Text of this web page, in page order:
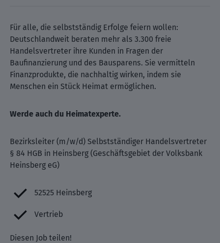
Für alle, die selbstständig Erfolge feiern wollen:
Deutschlandweit beraten mehr als 3.300 freie
Handelsvertreter ihre Kunden in Fragen der
Baufinanzierung und des Bausparens. Sie vermitteln
Finanzprodukte, die nachhaltig wirken, indem sie
Menschen ein Stück Heimat ermöglichen.
Werde auch du Heimatexperte.
Bezirksleiter (m/w/d) Selbstständiger Handelsvertreter
§ 84 HGB in Heinsberg (Geschäftsgebiet der Volksbank
Heinsberg eG)
52525 Heinsberg
Vertrieb
Diesen Job teilen!